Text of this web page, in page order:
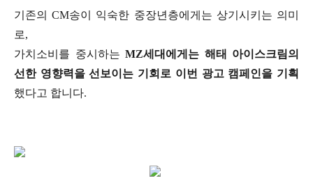
기존의 CM송이 익숙한 중장년층에게는 상기시키는 의미
로,
가치소비를 중시하는 MZ세대에게는 해태 아이스크림의
선한 영향력을 선보이는 기회로 이번 광고 캠페인을 기획
했다고 합니다.